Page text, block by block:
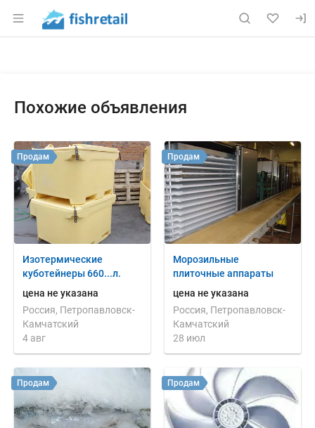
Раздел навигации по сайту fishretail.ru
Похожие объявления
Изотермические
куботейнеры 660...л.
цена не указана
Россия, Петропавловск-
Камчатский
4 авг
Продам
Морозильные
плиточные аппараты
цена не указана
Россия, Петропавловск-
Камчатский
28 июл
Продам
Продам Продам